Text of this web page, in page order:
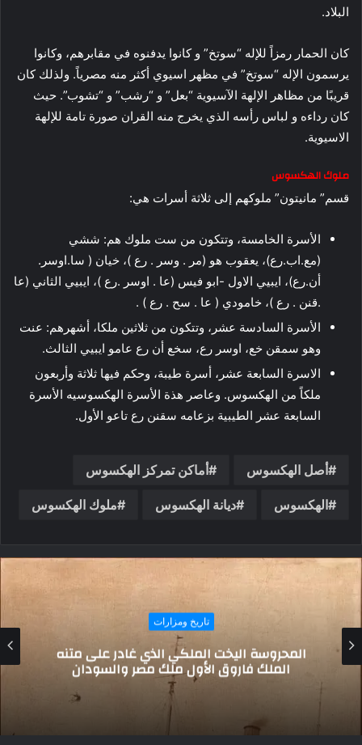
البلاد.
كان الحمار رمزاً للإله “سوتخ” و كانوا يدفنوه في مقابرهم، وكانوا
يرسمون الإله “سوتخ” في مظهر اسيوي أكثر منه مصرياً. ولذلك كان
قريبًا من مظاهر الإلهة الآسيوية “بعل” و “رشب” و “تشوب”. حيث
كان رداءه و لباس رأسه الذي يخرج منه القران صورة تامة للإلهة
الاسيوية.
ملوك الهكسوس
قسم” مانيتون” ملوكهم إلى ثلاثة أسرات هي:
الأسرة الخامسة، وتتكون من ست ملوك هم: ششي
(مع.اب.رع)، يعقوب هو (مر . وسر . رع )، خيان ( سا.اوسر.
أن.رع)، ايبيي الاول -ابو فيس (عا . اوسر .رع )، ايبيي الثاني (عا
.قنن . رع )، خامودي ( عا . سح . رع ) .
الأسرة السادسة عشر، وتتكون من ثلاثين ملكا، أشهرهم: عنت
وهو سمقن خع، اوسر رع، سخع أن رع عامو ايبيي الثالث.
الاسرة السابعة عشر، أسرة طيبة، وحكم فيها ثلاثة وأربعون
ملكاً من الهكسوس. وعاصر هذة الأسرة الهكسوسيه الأسرة
السابعة عشر الطيبية بزعامه سقنن رع تاعو الأول.
أصل الهكسوس أماكن تمركز الهكسوس
الهكسوس ديانة الهكسوس ملوك الهكسوس
تاريخ ومزارات
حدث في مثل هذا اليوم.. افتتاح برج إيفل للجمهور
وميلاد ماجدة ورحيل صالح سليم